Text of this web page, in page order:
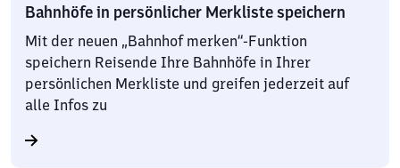
Bahnhöfe in persönlicher Merkliste speichern
Mit der neuen „Bahnhof merken“-Funktion
speichern Reisende Ihre Bahnhöfe in Ihrer
persönlichen Merkliste und greifen jederzeit auf
alle Infos zu